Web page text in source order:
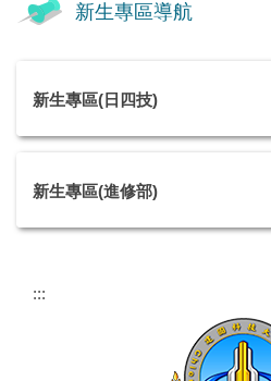
新生專區導航
新生專區(日四技)
新生專區(進修部)
:::